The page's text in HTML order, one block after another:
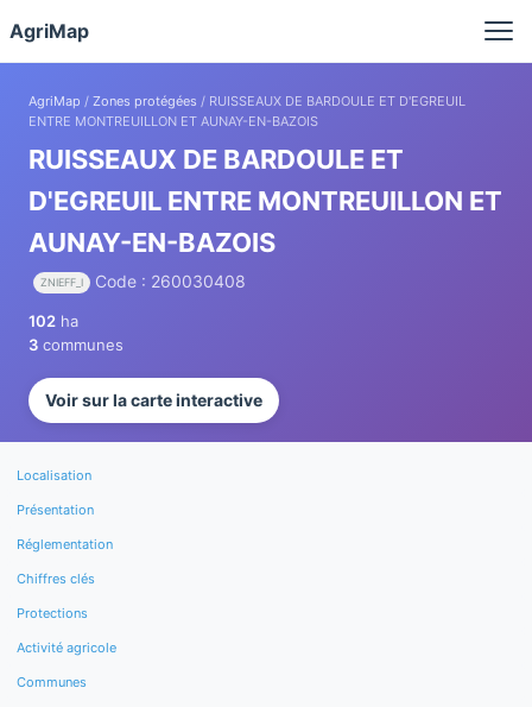
AgriMap
AgriMap / Zones protégées / RUISSEAUX DE BARDOULE ET D'EGREUIL
ENTRE MONTREUILLON ET AUNAY-EN-BAZOIS
RUISSEAUX DE BARDOULE ET
D'EGREUIL ENTRE MONTREUILLON ET
AUNAY-EN-BAZOIS
ZNIEFF_I Code : 260030408
102 ha
3 communes
Voir sur la carte interactive
Localisation
Présentation
Réglementation
Chiffres clés
Protections
Activité agricole
Communes